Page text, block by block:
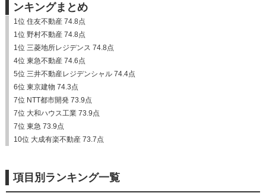
ンキングまとめ
1位 住友不動産 74.8点
1位 野村不動産 74.8点
1位 三菱地所レジデンス 74.8点
4位 東急不動産 74.6点
5位 三井不動産レジデンシャル 74.4点
6位 東京建物 74.3点
7位 NTT都市開発 73.9点
7位 大和ハウス工業 73.9点
7位 東急 73.9点
10位 大成有楽不動産 73.7点
項目別ランキング一覧